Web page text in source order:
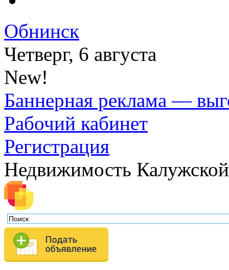
Обнинск
Четверг, 6 августа
New!
Баннерная реклама —
Рабочий кабинет
Регистрация
Недвижимость